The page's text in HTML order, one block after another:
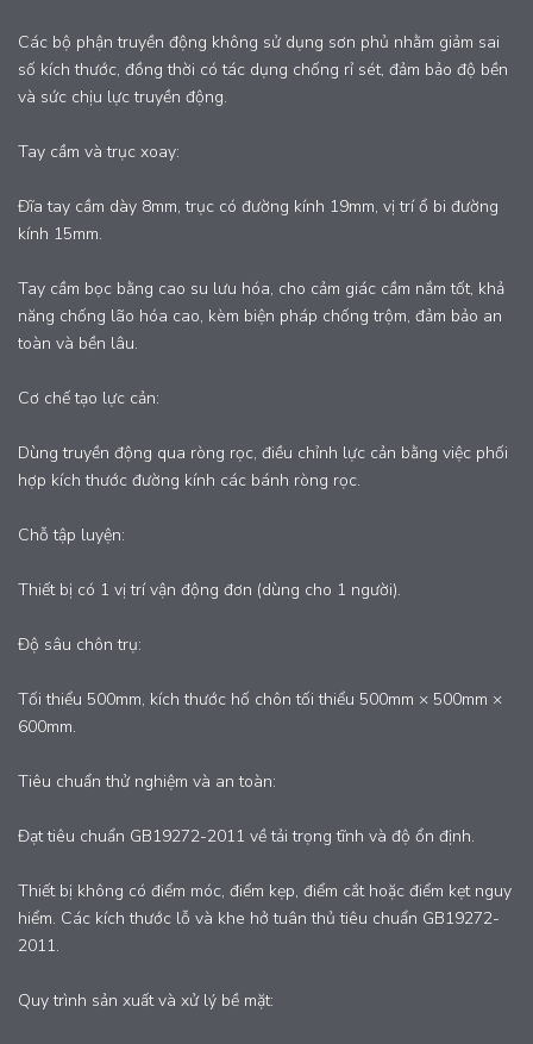
Các bộ phận truyền động không sử dụng sơn phủ nhằm giảm sai
số kích thước, đồng thời có tác dụng chống rỉ sét, đảm bảo độ bền
và sức chịu lực truyền động.
Tay cầm và trục xoay:
Đĩa tay cầm dày 8mm, trục có đường kính 19mm, vị trí ổ bi đường
kính 15mm.
Tay cầm bọc bằng cao su lưu hóa, cho cảm giác cầm nắm tốt, khả
năng chống lão hóa cao, kèm biện pháp chống trộm, đảm bảo an
toàn và bền lâu.
Cơ chế tạo lực cản:
Dùng truyền động qua ròng rọc, điều chỉnh lực cản bằng việc phối
hợp kích thước đường kính các bánh ròng rọc.
Chỗ tập luyện:
Thiết bị có 1 vị trí vận động đơn (dùng cho 1 người).
Độ sâu chôn trụ:
Tối thiểu 500mm, kích thước hố chôn tối thiểu 500mm × 500mm ×
600mm.
Tiêu chuẩn thử nghiệm và an toàn:
Đạt tiêu chuẩn GB19272-2011 về tải trọng tĩnh và độ ổn định.
Thiết bị không có điểm móc, điểm kẹp, điểm cắt hoặc điểm kẹt nguy
hiểm. Các kích thước lỗ và khe hở tuân thủ tiêu chuẩn GB19272-
2011.
Quy trình sản xuất và xử lý bề mặt: